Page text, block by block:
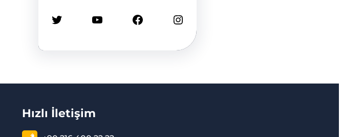
Twitter YouTube Facebook Instagram
Hızlı İletişim